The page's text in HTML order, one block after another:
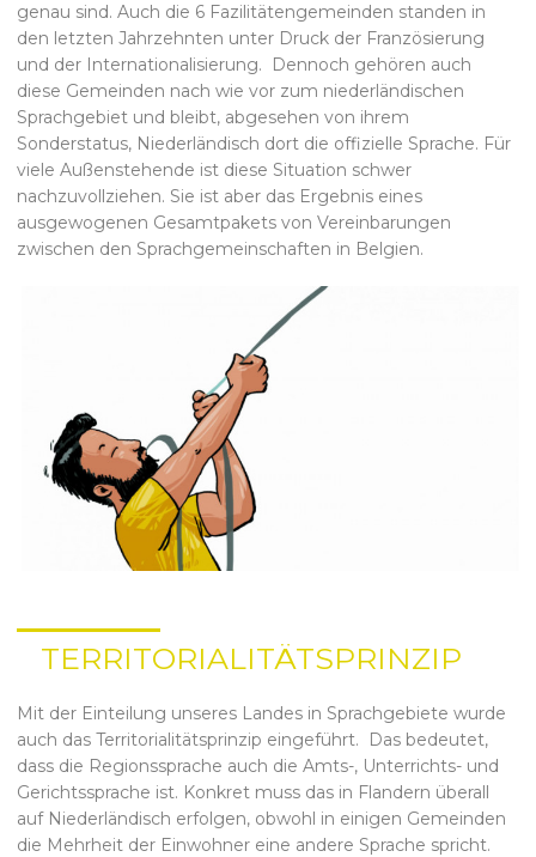
genau sind. Auch die 6 Fazilitätengemeinden standen in
den letzten Jahrzehnten unter Druck der Französierung
und der Internationalisierung. Dennoch gehören auch
diese Gemeinden nach wie vor zum niederländischen
Sprachgebiet und bleibt, abgesehen von ihrem
Sonderstatus, Niederländisch dort die offizielle Sprache. Für
viele Außenstehende ist diese Situation schwer
nachzuvollziehen. Sie ist aber das Ergebnis eines
ausgewogenen Gesamtpakets von Vereinbarungen
zwischen den Sprachgemeinschaften in Belgien.
TERRITORIALITÄTSPRINZIP
Mit der Einteilung unseres Landes in Sprachgebiete wurde
auch das Territorialitätsprinzip eingeführt. Das bedeutet,
dass die Regionssprache auch die Amts-, Unterrichts- und
Gerichtssprache ist. Konkret muss das in Flandern überall
auf Niederländisch erfolgen, obwohl in einigen Gemeinden
die Mehrheit der Einwohner eine andere Sprache spricht.